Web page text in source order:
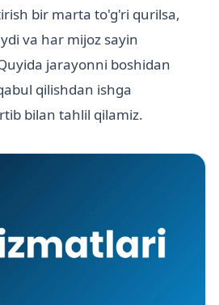
bir marta to'g'ri qurilsa,
va har mijoz sayin
jarayonni boshidan
qilishdan ishga
bilan tahlil qilamiz.